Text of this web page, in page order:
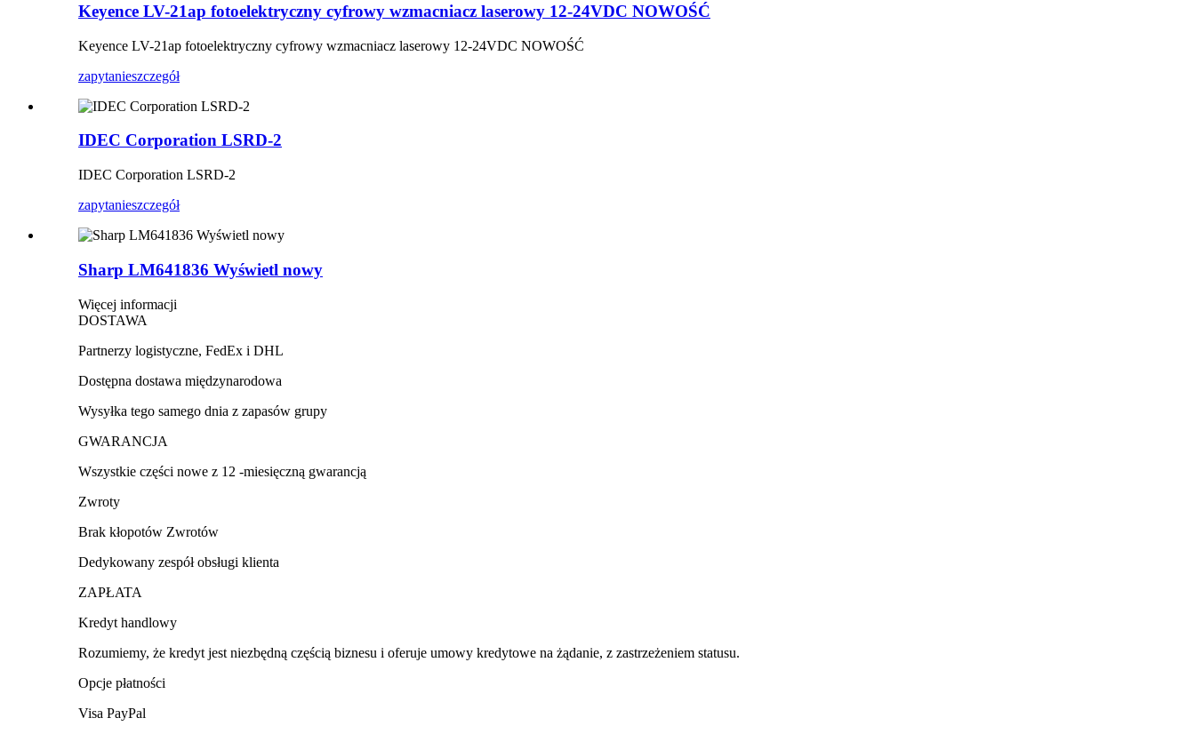
Keyence LV-21ap fotoelektryczny cyfrowy wzmacniacz laserowy 12-24VDC NOWOŚĆ
Keyence LV-21ap fotoelektryczny cyfrowy wzmacniacz laserowy 12-24VDC NOWOŚĆ
zapytanieszczegół
IDEC Corporation LSRD-2
IDEC Corporation LSRD-2
zapytanieszczegół
Sharp LM641836 Wyświetl nowy
Więcej informacji
DOSTAWA
Partnerzy logistyczne, FedEx i DHL
Dostępna dostawa międzynarodowa
Wysyłka tego samego dnia z zapasów grupy
GWARANCJA
Wszystkie części nowe z 12 -miesięczną gwarancją
Zwroty
Brak kłopotów Zwrotów
Dedykowany zespół obsługi klienta
ZAPŁATA
Kredyt handlowy
Rozumiemy, że kredyt jest niezbędną częścią biznesu i oferuje umowy kredytowe na żądanie, z zastrzeżeniem statusu.
Opcje płatności
Visa PayPal